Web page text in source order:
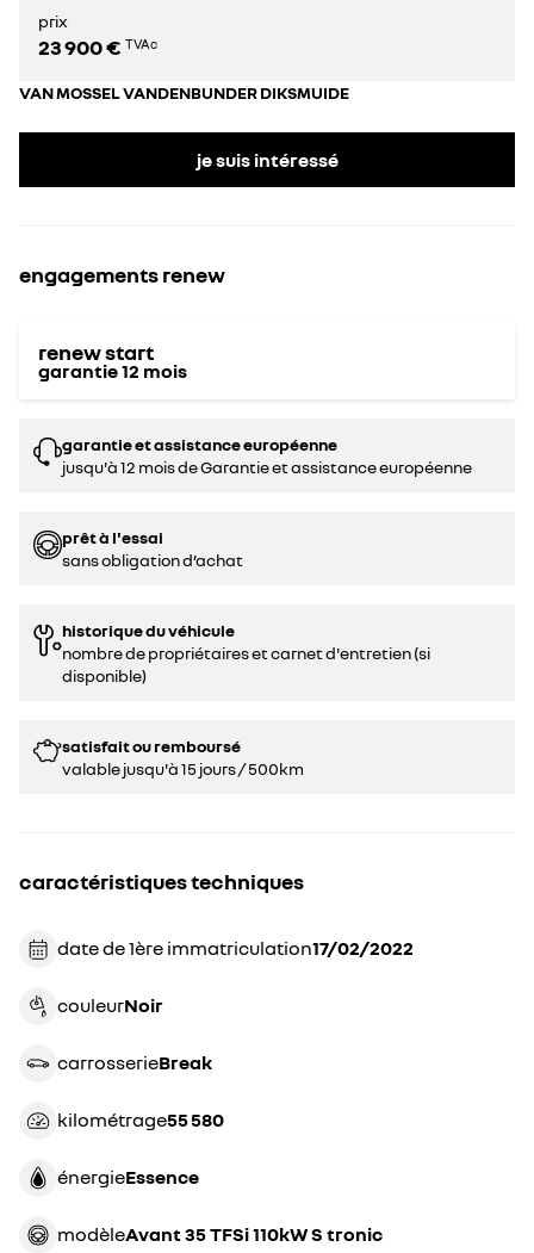
prix
23 900 € TVAc
VAN MOSSEL VANDENBUNDER DIKSMUIDE
je suis intéressé
engagements renew
renew start
garantie12 mois
garantie et assistance européenne
jusqu'à 12 mois de Garantie et assistance européenne
prêt à l'essai
sans obligation d’achat
historique du véhicule
nombre de propriétaires et carnet d'entretien (si
disponible)
satisfait ou remboursé
valable jusqu'à 15 jours / 500km
caractéristiques techniques
date de 1ère immatriculation 17/02/2022
couleur noir
carrosserie break
kilométrage 55 580
énergie essence
modèle Avant 35 TFSi 110kW S tronic